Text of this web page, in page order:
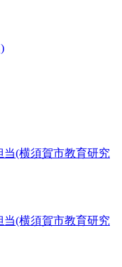
(横須賀市教育研究
(横須賀市教育研究